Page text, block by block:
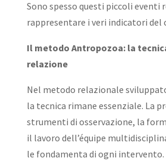
Sono spesso questi piccoli eventi
rappresentare i veri indicatori del
Il metodo Antropozoa: la
relazione
Nel metodo relazionale
la tecnica rimane essenziale. La
strumenti di osservazione, la
il lavoro dell’équipe
le fondamenta di ogni intervento.